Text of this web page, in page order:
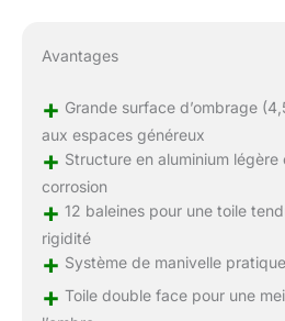
Avantages
+ Grande surface d’ombrage
aux espaces généreux
+ Structure en aluminium légère
corrosion
+ 12 baleines pour une toile
rigidité
+ Système de manivelle
+ Toile double face pour une